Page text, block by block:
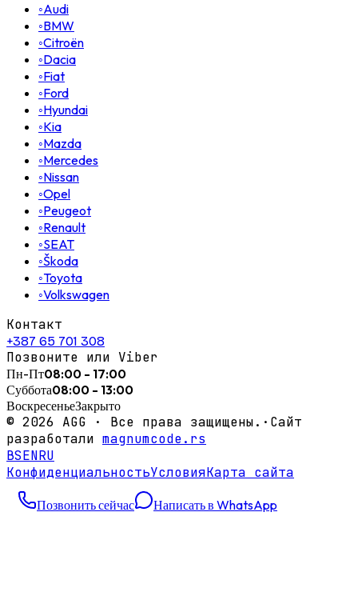
◦Audi
◦BMW
◦Citroën
◦Dacia
◦Fiat
◦Ford
◦Hyundai
◦Kia
◦Mazda
◦Mercedes
◦Nissan
◦Opel
◦Peugeot
◦Renault
◦SEAT
◦Škoda
◦Toyota
◦Volkswagen
Контакт
+387 65 701 308
Позвоните или Viber
Пн-Пт08:00 - 17:00
Суббота08:00 - 13:00
ВоскресеньеЗакрыто
© 2026 AGG · Все права защищены. · Сайт
разработали magnumcode.rs
BSENRU
КонфиденциальностьУсловияКарта сайта
Позвонить сейчас Написать в WhatsApp